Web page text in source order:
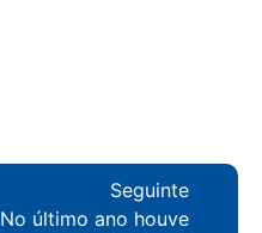
Seguinte
No último ano houve